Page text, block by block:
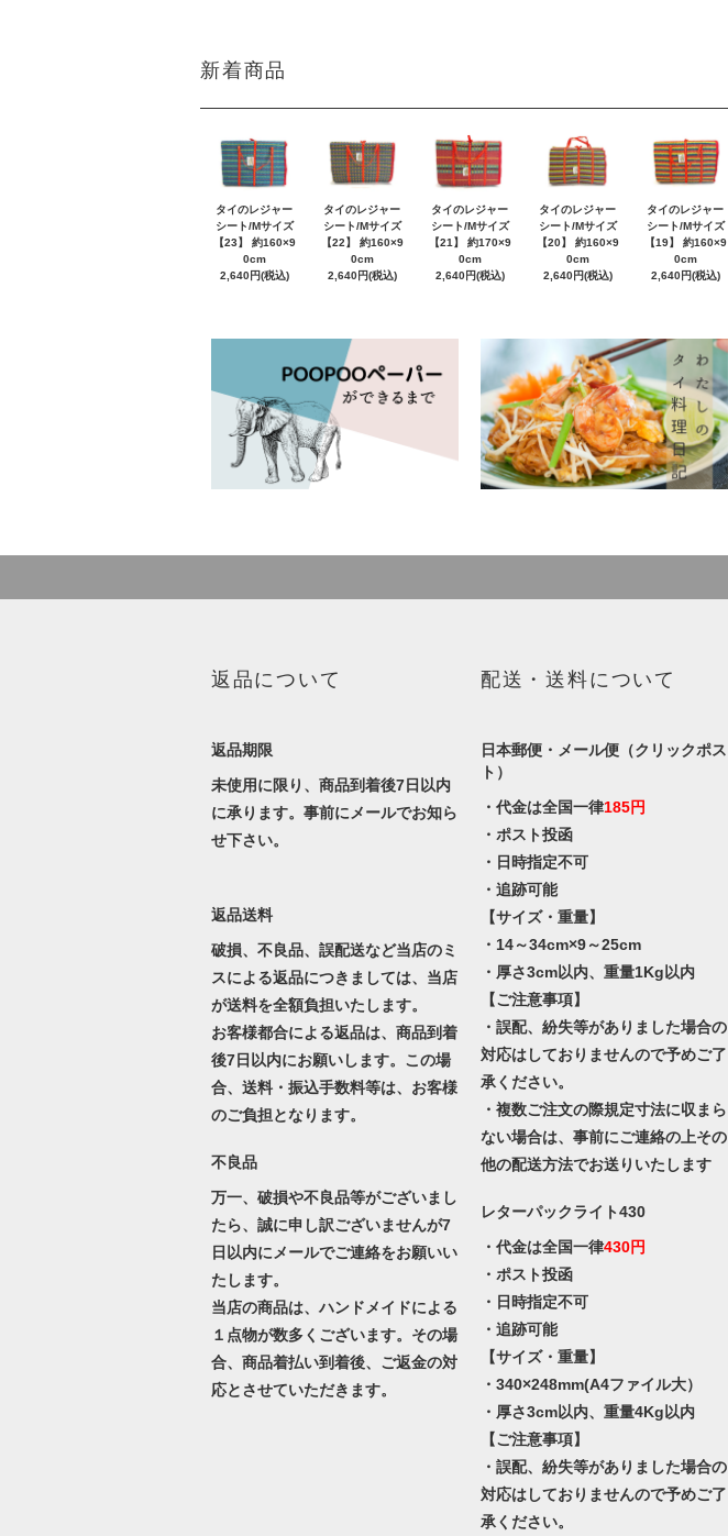
新着商品
タイのレジャー
シート/Mサイズ
【23】 約160×9
0cm
2,640円(税込)
タイのレジャー
シート/Mサイズ
【22】 約160×9
0cm
2,640円(税込)
タイのレジャー
シート/Mサイズ
【21】 約170×9
0cm
2,640円(税込)
タイのレジャー
シート/Mサイズ
【20】 約160×9
0cm
2,640円(税込)
タイのレジャー
シート/Mサイズ
【19】 約160×9
0cm
2,640円(税込)
返品について
返品期限
未使用に限り、商品到着後7日以内
に承ります。事前にメールでお知ら
せ下さい。
返品送料
破損、不良品、誤配送など当店のミ
スによる返品につきましては、当店
が送料を全額負担いたします。
お客様都合による返品は、商品到着
後7日以内にお願いします。この場
合、送料・振込手数料等は、お客様
のご負担となります。
不良品
万一、破損や不良品等がございまし
たら、誠に申し訳ございませんが7
日以内にメールでご連絡をお願いい
たします。
当店の商品は、ハンドメイドによる
１点物が数多くございます。その場
合、商品着払い到着後、ご返金の対
応とさせていただきます。
配送・送料について
日本郵便・メール便（クリックポス
ト）
・代金は全国一律185円
・ポスト投函
・日時指定不可
・追跡可能
【サイズ・重量】
・14～34cm×9～25cm
・厚さ3cm以内、重量1Kg以内
【ご注意事項】
・誤配、紛失等がありました場合の
対応はしておりませんので予めご了
承ください。
・複数ご注文の際規定寸法に収まら
ない場合は、事前にご連絡の上その
他の配送方法でお送りいたします
レターパックライト430
・代金は全国一律430円
・ポスト投函
・日時指定不可
・追跡可能
【サイズ・重量】
・340×248mm(A4ファイル大）
・厚さ3cm以内、重量4Kg以内
【ご注意事項】
・誤配、紛失等がありました場合の
対応はしておりませんので予めご了
承ください。